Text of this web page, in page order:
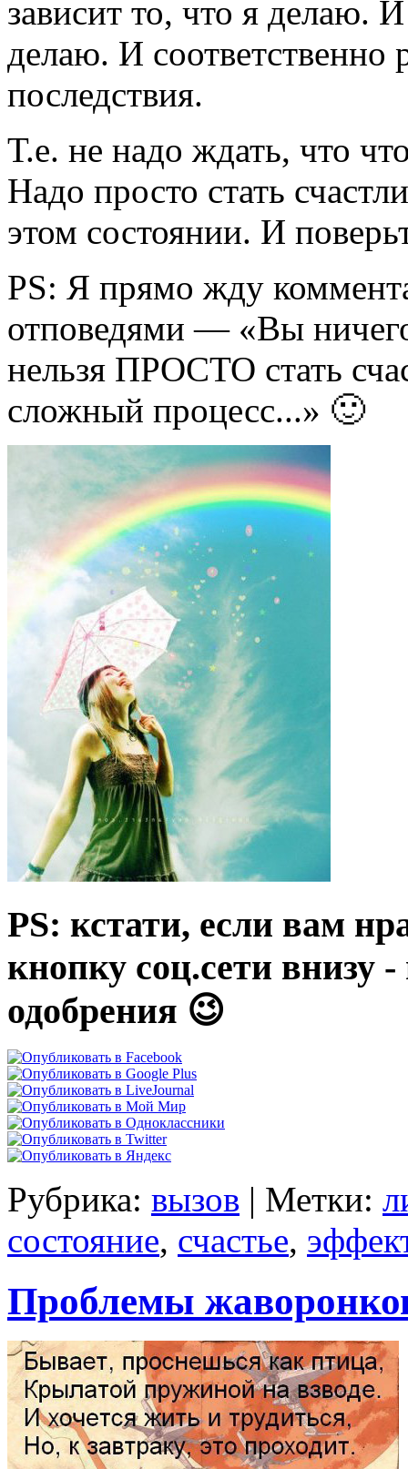
зависит то, что я делаю.
делаю. И соответственно
последствия.
Т.е. не надо ждать, что
Надо просто стать
этом состоянии. И
PS: Я прямо жду
отповедями — «Вы
нельзя ПРОСТО стать
сложный процесс...» 🙂
PS: кстати, если вам
кнопку соц.сети внизу
одобрения 😉
Рубрика: вызов | Метки:
состояние, счастье,
Проблемы